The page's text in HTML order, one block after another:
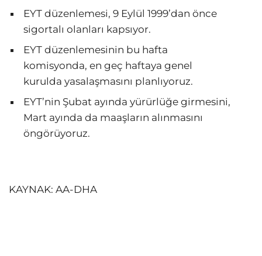
EYT düzenlemesi, 9 Eylül 1999’dan önce
sigortalı olanları kapsıyor.
EYT düzenlemesinin bu hafta
komisyonda, en geç haftaya genel
kurulda yasalaşmasını planlıyoruz.
EYT’nin Şubat ayında yürürlüğe girmesini,
Mart ayında da maaşların alınmasını
öngörüyoruz.
KAYNAK: AA-DHA